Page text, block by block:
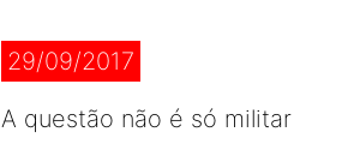
29/09/2017
A questão não é só militar